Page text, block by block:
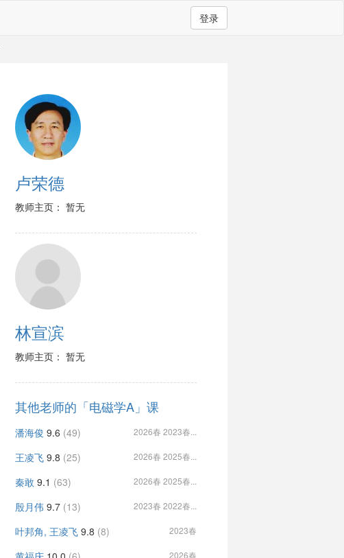
登录
卢荣德
教师主页： 暂无
林宣滨
教师主页： 暂无
其他老师的「电磁学A」课
潘海俊 9.6 (49) 2026春 2023春...
王凌飞 9.8 (25) 2026春 2025春...
秦敢 9.1 (63) 2026春 2025春...
殷月伟 9.7 (13) 2023春 2022春...
叶邦角, 王凌飞 9.8 (8) 2023春
2026春